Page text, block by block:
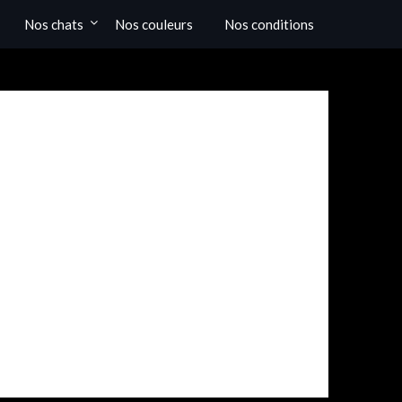
Nos chats Nos couleurs Nos conditions